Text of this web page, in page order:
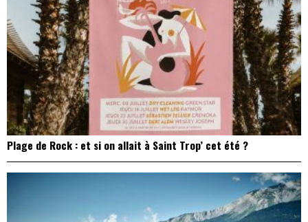
Plage de Rock : et si on allait à Saint Trop’ cet été ?